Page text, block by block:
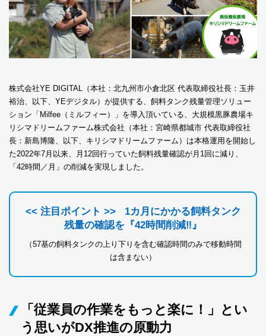
株式会社YE DIGITAL（本社：北九州市小倉北区 代表取締役社長：玉井
裕治、以下、YEデジタル）が提供する、飼料タンク残量管理ソリュー
ション「Milfee（ミルフィー）」を導入頂いている、大規模黒豚農場キ
リシマドリームファーム株式会社（本社：宮崎県都城市 代表取締役社
長：新島博隆、以下、キリシマドリームファーム）は本格運用を開始し
た2022年7月以来、月12回行っていた飼料残量確認が月1回に減り、
「42時間／月」の削減を実現しました。
<< 注目ポイント >> 1カ月にかかる飼料タンク
残量の確認を『42時間削減‼』
（57基の飼料タンクの上り下りを含む確認時間のみで移動時間
は含まない）
「従業員の作業をもっと楽に！」とい
う思いがDX推進の原動力